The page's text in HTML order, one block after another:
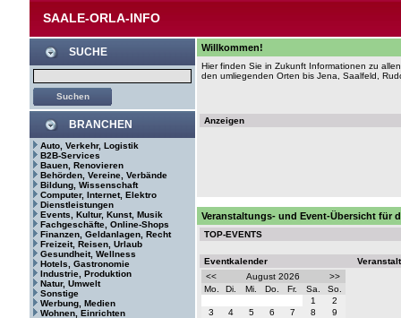
SAALE-ORLA-INFO
SUCHE
BRANCHEN
Auto, Verkehr, Logistik
B2B-Services
Bauen, Renovieren
Behörden, Vereine, Verbände
Bildung, Wissenschaft
Computer, Internet, Elektro
Dienstleistungen
Events, Kultur, Kunst, Musik
Fachgeschäfte, Online-Shops
Finanzen, Geldanlagen, Recht
Freizeit, Reisen, Urlaub
Gesundheit, Wellness
Hotels, Gastronomie
Industrie, Produktion
Natur, Umwelt
Sonstige
Werbung, Medien
Wohnen, Einrichten
Willkommen!
Hier finden Sie in Zukunft Informationen zu
den umliegenden Orten bis Jena, Saalfeld,
Anzeigen
Veranstaltungs- und Event-Übersicht für
TOP-EVENTS
Eventkalender
<<
August 2026
>>
Mo.
Di. Mi. Do. Fr. Sa.
So.
1
2
3
4 5 6 7 8
9